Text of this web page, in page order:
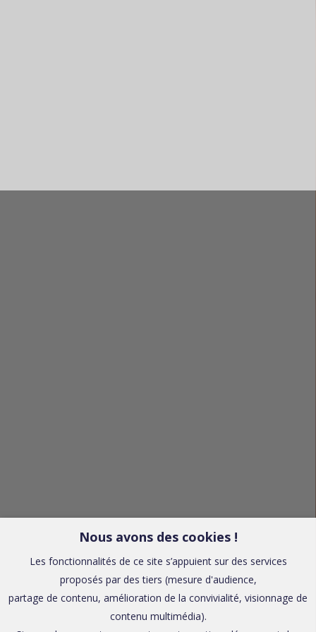
Nous avons des cookies !
Les fonctionnalités de ce site s’appuient sur des services
proposés par des tiers (mesure d'audience,
partage de contenu, amélioration de la convivialité, visionnage de
contenu multimédia).